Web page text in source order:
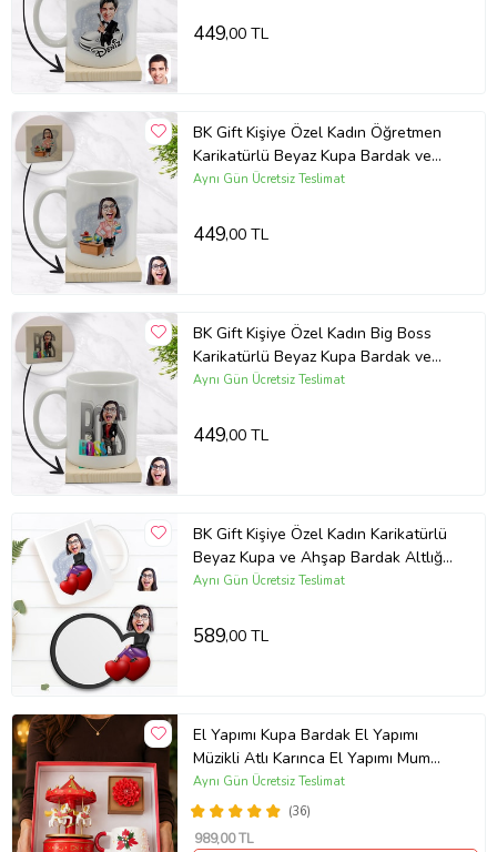
449,00 TL
BK Gift Kişiye Özel Kadın Öğretmen
Karikatürlü Beyaz Kupa Bardak ve
Ahşap Bardak Altlığı Hediye Seti -
Aynı Gün Ücretsiz Teslimat
449,00 TL
BK Gift Kişiye Özel Kadın Big Boss
Karikatürlü Beyaz Kupa Bardak ve
Ahşap Bardak Altlığı Hediye Seti -
Aynı Gün Ücretsiz Teslimat
449,00 TL
BK Gift Kişiye Özel Kadın Karikatürlü
Beyaz Kupa ve Ahşap Bardak Altlığı
Hediye Seti-2
Aynı Gün Ücretsiz Teslimat
589,00 TL
El Yapımı Kupa Bardak El Yapımı
Müzikli Atlı Karınca El Yapımı Mum
AYN34
(36)
Aynı Gün Ücretsiz Teslimat
989,00 TL